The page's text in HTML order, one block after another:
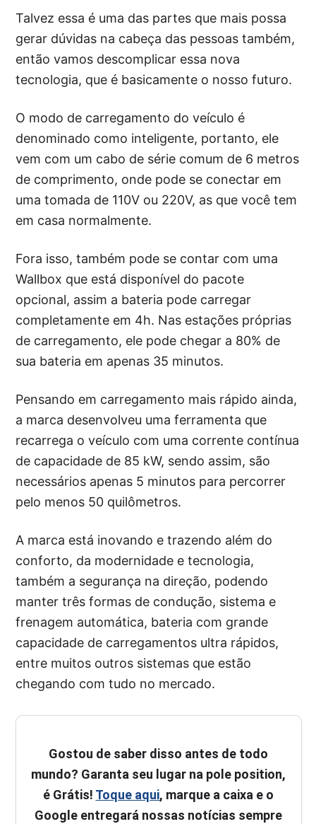
Talvez essa é uma das partes que mais possa
gerar dúvidas na cabeça das pessoas também,
então vamos descomplicar essa nova
tecnologia, que é basicamente o nosso futuro.
O modo de carregamento do veículo é
denominado como inteligente, portanto, ele
vem com um cabo de série comum de 6 metros
de comprimento, onde pode se conectar em
uma tomada de 110V ou 220V, as que você tem
em casa normalmente.
Fora isso, também pode se contar com uma
Wallbox que está disponível do pacote
opcional, assim a bateria pode carregar
completamente em 4h. Nas estações próprias
de carregamento, ele pode chegar a 80% de
sua bateria em apenas 35 minutos.
Pensando em carregamento mais rápido ainda,
a marca desenvolveu uma ferramenta que
recarrega o veículo com uma corrente contínua
de capacidade de 85 kW, sendo assim, são
necessários apenas 5 minutos para percorrer
pelo menos 50 quilômetros.
A marca está inovando e trazendo além do
conforto, da modernidade e tecnologia,
também a segurança na direção, podendo
manter três formas de condução, sistema e
frenagem automática, bateria com grande
capacidade de carregamentos ultra rápidos,
entre muitos outros sistemas que estão
chegando com tudo no mercado.
Gostou de saber disso antes de todo
mundo? Garanta seu lugar na pole position,
é Grátis! Toque aqui, marque a caixa e o
Google entregará nossas notícias sempre